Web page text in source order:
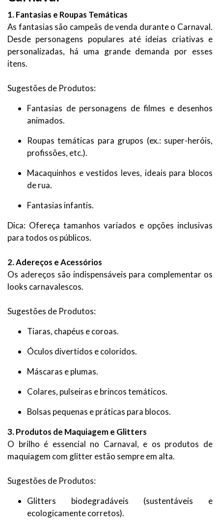
1. Fantasias e Roupas Temáticas
As fantasias são campeãs de venda durante o Carnaval.
Desde personagens populares até ideias criativas e
personalizadas, há uma grande demanda por esses
itens.
Sugestões de Produtos:
Fantasias de personagens de filmes e desenhos
animados.
Roupas temáticas para grupos (ex.: super-heróis,
profissões, etc.).
Macaquinhos e vestidos leves, ideais para blocos
de rua.
Fantasias infantis.
Dica: Ofereça tamanhos variados e opções inclusivas
para todos os públicos.
2. Adereços e Acessórios
Os adereços são indispensáveis para complementar os
looks carnavalescos.
Sugestões de Produtos:
Tiaras, chapéus e coroas.
Óculos divertidos e coloridos.
Máscaras e plumas.
Colares, pulseiras e brincos temáticos.
Bolsas pequenas e práticas para blocos.
3. Produtos de Maquiagem e Glitters
O brilho é essencial no Carnaval, e os produtos de
maquiagem com glitter estão sempre em alta.
Sugestões de Produtos:
Glitters biodegradáveis (sustentáveis e
ecologicamente corretos).